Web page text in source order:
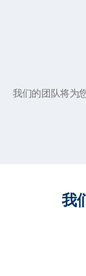
我们的团队将为
我